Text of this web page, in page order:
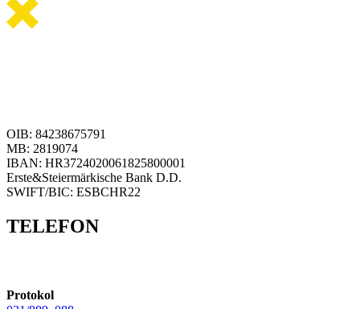
OIB: 84238675791
MB: 2819074
IBAN: HR3724020061825800001
Erste&Steiermärkische Bank D.D.
SWIFT/BIC: ESBCHR22
TELEFON
Protokol